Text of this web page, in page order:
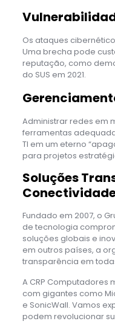
Os ataques
Uma brecha pode
reputação, como
do SUS em 2021.
Administrar redes em
ferramentas
TI em um eterno
para projetos
Soluções
Fundado em 2007, o
de tecnologia
soluções globais e
em outros países, a
transparência em
A CRP Computadores
com gigantes como
e SonicWall. Vamos
podem revolucionar